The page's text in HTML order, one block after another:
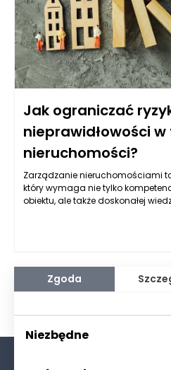
Jak ograniczać
nieprawidłowości
nieruchomości?
Zarządzanie nieruchomościami
który wymaga nie tylko
obiektu, ale także doskonałej
finansach nieruchomości jest
efektywnego zarządzania i
skutecznie radzić sobie z tymi
sytuacji finansowej oraz stałe
zmieniających się warunków
Zgoda
Niezbędne